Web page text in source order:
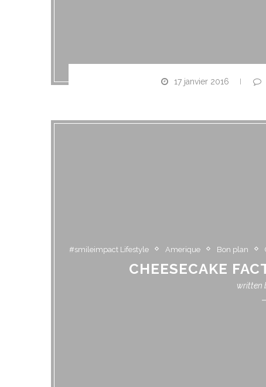
17 janvier 2016
#smileimpact Lifestyle Amerique Bon plan
CHEESECAKE
written